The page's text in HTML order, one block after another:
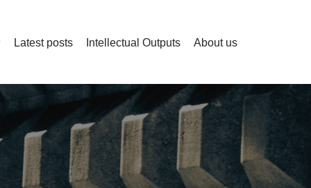
Latest posts Intellectual Outputs About us